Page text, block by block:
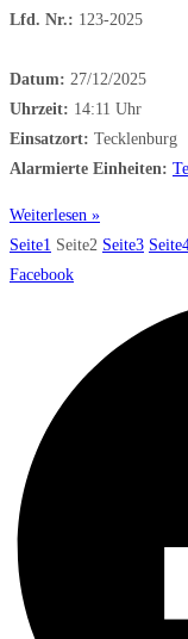
Lfd. Nr.: 123-2025
Datum: 27/12/2025
Uhrzeit: 14:11 Uhr
Einsatzort: Tecklenburg
Alarmierte Einheiten:
Weiterlesen »
Seite1 Seite2 Seite3 Seite
Facebook